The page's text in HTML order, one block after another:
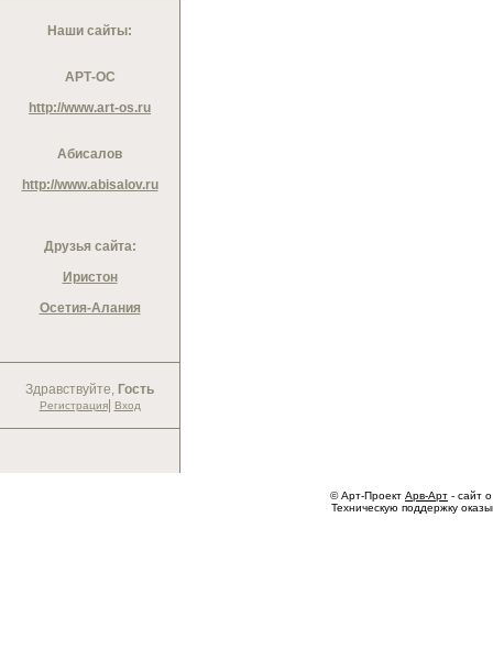
Наши сайты:
АРТ-ОС
http://www.art-os.ru
Абисалов
http://www.abisalov.ru
Друзья сайта:
Иристон
Осетия-Алания
Здравствуйте, Гость
Регистрация| Вход
© Арт-Проект Арв-Арт - сайт
Техническую поддержку